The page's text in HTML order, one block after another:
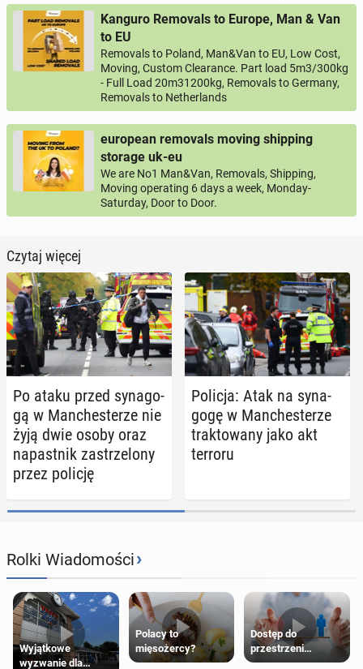
Kanguro Removals to Europe, Man & Van
to EU
Removals to Poland, Man&Van to EU, Low Cost,
Moving, Custom Clearance. Part load 5m3/300kg
- Full Load 20m31200kg, Removals to Germany,
Removals to Netherlands
european removals moving shipping
storage uk-eu
We are No1 Man&Van, Removals, Shipping,
Moving operating 6 days a week, Monday-
Saturday, Door to Door.
Czytaj więcej
Po ataku przed sy­na­go­
gą w Man­che­ste­rze nie
żyją dwie osoby oraz
na­past­nik za­strze­lo­ny
przez policję
Policja: Atak na sy­na­
go­gę w Man­che­ste­rze
trak­to­wa­ny jako akt
terroru
Rolki Wiadomości›
Wyjątkowe
wyzwanie dla
Polacy to
mięsożercy?
Dostęp do
przestrzeni
przeznaczonych